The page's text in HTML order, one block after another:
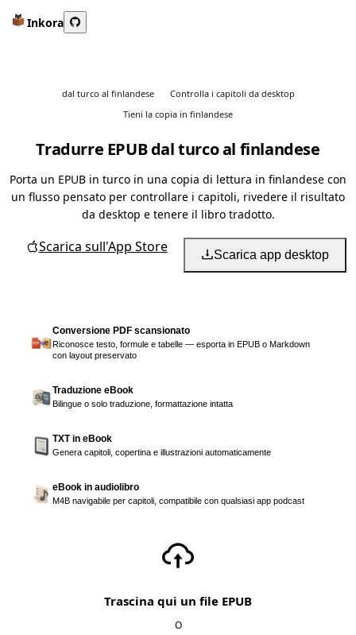
Inkora
dal turco al finlandese
Controlla i capitoli da desktop
Tieni la copia in finlandese
Tradurre EPUB dal turco al finlandese
Porta un EPUB in turco in una copia di lettura in finlandese con
un flusso pensato per controllare i capitoli, rivedere il risultato
da desktop e tenere il libro tradotto.
Scarica sull'App Store Scarica app desktop
Conversione PDF scansionato
Riconosce testo, formule e tabelle — esporta in EPUB o Markdown
con layout preservato
Traduzione eBook
Bilingue o solo traduzione, formattazione intatta
TXT in eBook
Genera capitoli, copertina e illustrazioni automaticamente
eBook in audiolibro
M4B navigabile per capitoli, compatibile con qualsiasi app podcast
Trascina qui un file EPUB
O